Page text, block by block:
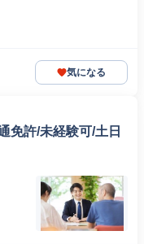
気になる
免許/未経験可/土日